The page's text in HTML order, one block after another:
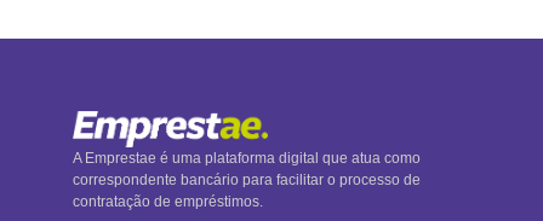
A Emprestae é uma plataforma digital que atua como
correspondente bancário para facilitar o processo de
contratação de empréstimos.